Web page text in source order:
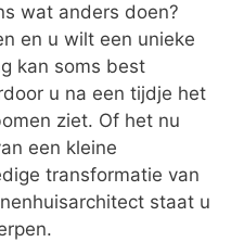
wat anders doen?
en u wilt een unieke
kan soms best
u na een tijdje het
ziet. Of het nu
een kleine
transformatie van
staat u